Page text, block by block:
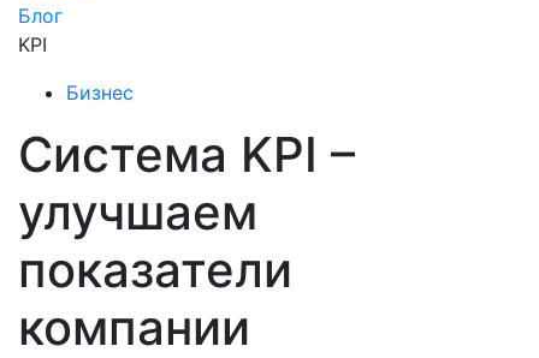
Блог
KPI
Бизнес
Система KPI –
улучшаем
показатели
компании